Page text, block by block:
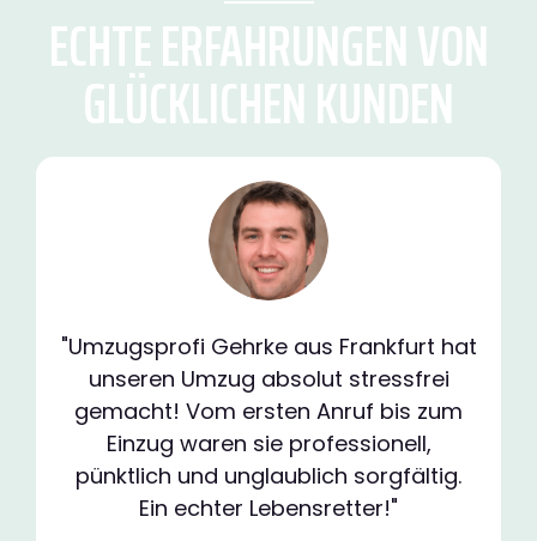
ECHTE ERFAHRUNGEN VON
GLÜCKLICHEN KUNDEN
"Umzugsprofi Gehrke aus Frankfurt hat
unseren Umzug absolut stressfrei
gemacht! Vom ersten Anruf bis zum
Einzug waren sie professionell,
pünktlich und unglaublich sorgfältig.
Ein echter Lebensretter!"